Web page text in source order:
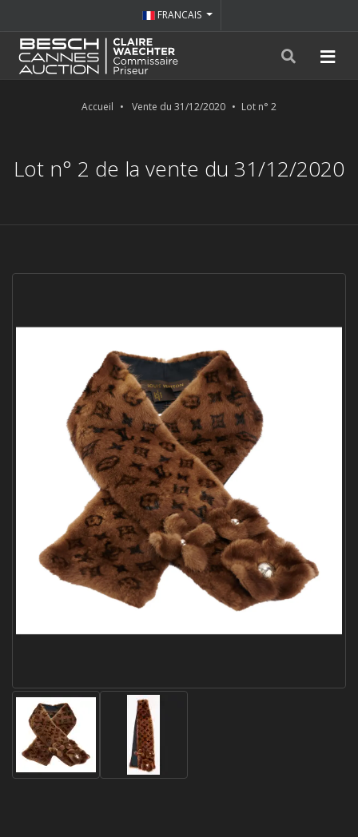
FRANCAIS
Accueil Vente du 31/12/2020 Lot n° 2
Lot n° 2 de la vente du 31/12/2020